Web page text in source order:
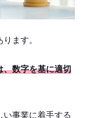
ます。
、数字を基に適切
い事業に着手する